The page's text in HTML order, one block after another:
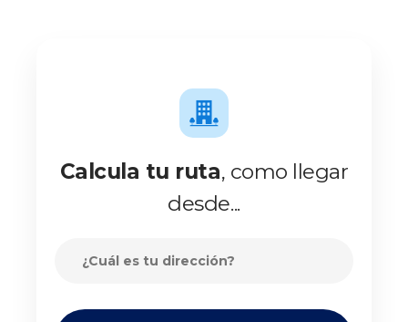
Calcula tu ruta, como llegar
desde...